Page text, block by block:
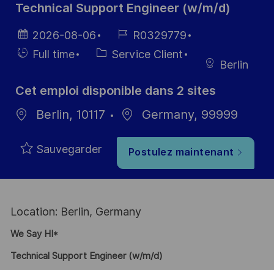
Technical Support Engineer (w/m/d)
Date
d’affichage
2026-08-06
Référence
du poste
R0329779
HiringFull time Catégorie
Service Client
Berlin
Cet emploi disponible dans 2 sites
Berlin, 10117
Germany, 99999
Sauvegarder Postulez maintenant
Location: Berlin, Germany
We Say HI*
Technical Support Engineer (w/m/d)